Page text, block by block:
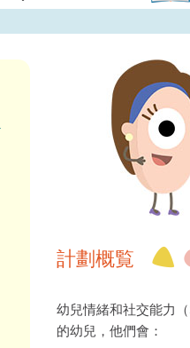
計劃概覧
幼兒情緒和社交能力
的幼兒，他們會：